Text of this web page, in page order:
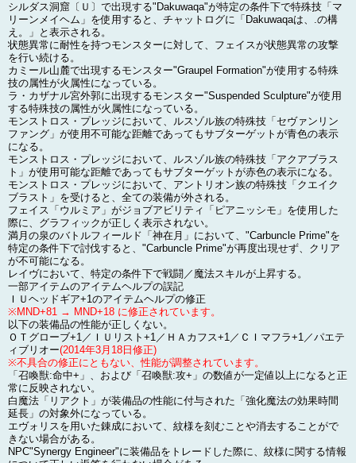
シルダス洞窟〔Ｕ〕で出現する"Dakuwaqa"が特定の条件下で特殊技「マ
リーンメイヘム」を使用すると、チャットログに「Dakuwaqaは、.の構
え。」と表示される。
状態異常に耐性を持つモンスターに対して、フェイスが状態異常の攻撃
を行い続ける。
カミール山麓で出現するモンスター"Graupel Formation"が使用する特殊
技の属性が火属性になっている。
ラ・カザナル宮外郭に出現するモンスター"Suspended Sculpture"が使用
する特殊技の属性が火属性になっている。
モンストロス・プレッジにおいて、ルスゾル族の特殊技「セヴァンリン
ファング」が使用不可能な距離であってもサブターゲットが青色の表示
になる。
モンストロス・プレッジにおいて、ルスゾル族の特殊技「アクアブラス
ト」が使用可能な距離であってもサブターゲットが赤色の表示になる。
モンストロス・プレッジにおいて、アントリオン族の特殊技「クエイク
ブラスト」を受けると、全ての装備が外される。
フェイス「ウルミア」がジョブアビリティ「ピアニッシモ」を使用した
際に、グラフィックが正しく表示されない。
満月の泉のバトルフィールド「神在月」において、"Carbuncle Prime"を
特定の条件下で討伐すると、"Carbuncle Prime"が再度出現せず、クリア
が不可能になる。
レイヴにおいて、特定の条件下で戦闘／魔法スキルが上昇する。
一部アイテムのアイテムヘルプの誤記
ＩＵヘッドギア+1のアイテムヘルプの修正
※MND+81 → MND+18 に修正されています。
以下の装備品の性能が正しくない。
ＯＴグローブ+1／ＩＵリスト+1／ＨＡカフス+1／ＣＩマフラ+1／パエテ
ィブリオー(2014年3月18日修正)
※不具合の修正にともない、性能が調整されています。
「召喚獣:命中+」、および「召喚獣:攻+」の数値が一定値以上になると正
常に反映されない。
白魔法「リアクト」が装備品の性能に付与された「強化魔法の効果時間
延長」の対象外になっている。
エヴォリスを用いた錬成において、紋様を刻むことや消去することがで
きない場合がある。
NPC"Synergy Engineer"に装備品をトレードした際に、紋様に関する情報